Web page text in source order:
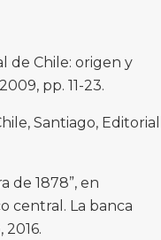
de Chile: origen y
pp. 11-23.
Santiago, Editorial
de 1878”, en
central. La banca